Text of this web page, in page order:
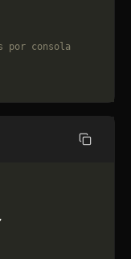
por consola
Copiar
,